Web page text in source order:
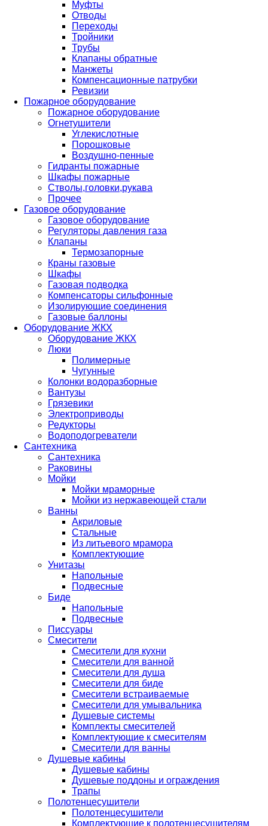
Муфты
Отводы
Переходы
Тройники
Трубы
Клапаны обратные
Манжеты
Компенсационные патрубки
Ревизии
Пожарное оборудование
Пожарное оборудование
Огнетушители
Углекислотные
Порошковые
Воздушно-пенные
Гидранты пожарные
Шкафы пожарные
Стволы,головки,рукава
Прочее
Газовое оборудование
Газовое оборудование
Регуляторы давления газа
Клапаны
Термозапорные
Краны газовые
Шкафы
Газовая подводка
Компенсаторы сильфонные
Изолирующие соединения
Газовые баллоны
Оборудование ЖКХ
Оборудование ЖКХ
Люки
Полимерные
Чугунные
Колонки водоразборные
Вантузы
Грязевики
Электроприводы
Редукторы
Водоподогреватели
Сантехника
Сантехника
Раковины
Мойки
Мойки мраморные
Мойки из нержавеющей стали
Ванны
Акриловые
Стальные
Из литьевого мрамора
Комплектующие
Унитазы
Напольные
Подвесные
Биде
Напольные
Подвесные
Писсуары
Смесители
Смесители для кухни
Смесители для ванной
Смесители для душа
Смесители для биде
Смесители встраиваемые
Смесители для умывальника
Душевые системы
Комплекты смесителей
Комплектующие к смесителям
Смесители для ванны
Душевые кабины
Душевые кабины
Душевые поддоны и ограждения
Трапы
Полотенцесушители
Полотенцесушители
Комплектующие к полотенцесушителям